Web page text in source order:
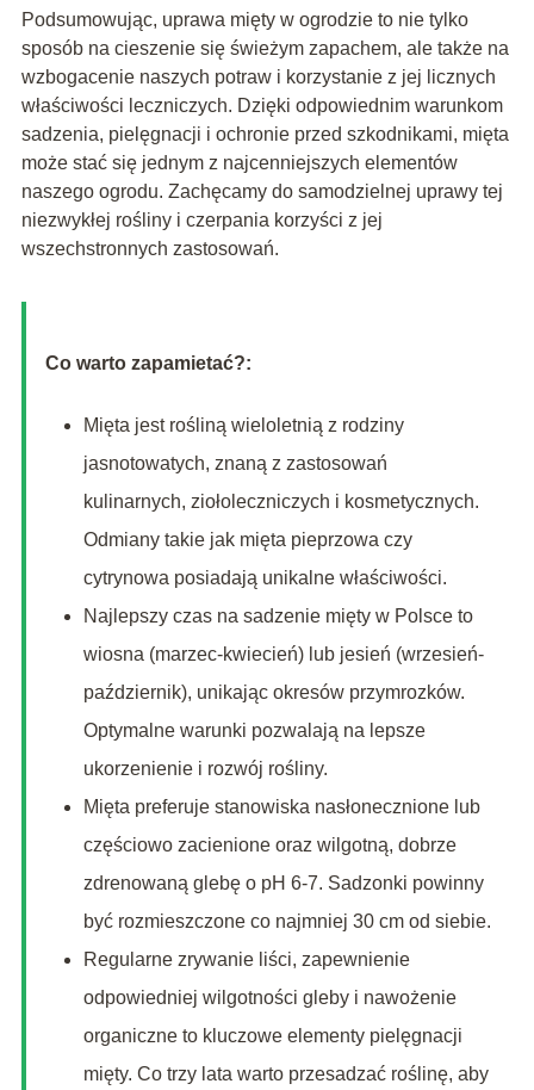
Podsumowując, uprawa mięty w ogrodzie to nie tylko
sposób na cieszenie się świeżym zapachem, ale także na
wzbogacenie naszych potraw i korzystanie z jej licznych
właściwości leczniczych. Dzięki odpowiednim warunkom
sadzenia, pielęgnacji i ochronie przed szkodnikami, mięta
może stać się jednym z najcenniejszych elementów
naszego ogrodu. Zachęcamy do samodzielnej uprawy tej
niezwykłej rośliny i czerpania korzyści z jej
wszechstronnych zastosowań.
Co warto zapamietać?:
Mięta jest rośliną wieloletnią z rodziny
jasnotowatych, znaną z zastosowań
kulinarnych, ziołoleczniczych i kosmetycznych.
Odmiany takie jak mięta pieprzowa czy
cytrynowa posiadają unikalne właściwości.
Najlepszy czas na sadzenie mięty w Polsce to
wiosna (marzec-kwiecień) lub jesień (wrzesień-
październik), unikając okresów przymrozków.
Optymalne warunki pozwalają na lepsze
ukorzenienie i rozwój rośliny.
Mięta preferuje stanowiska nasłonecznione lub
częściowo zacienione oraz wilgotną, dobrze
zdrenowaną glebę o pH 6-7. Sadzonki powinny
być rozmieszczone co najmniej 30 cm od siebie.
Regularne zrywanie liści, zapewnienie
odpowiedniej wilgotności gleby i nawożenie
organiczne to kluczowe elementy pielęgnacji
mięty. Co trzy lata warto przesadzać roślinę, aby